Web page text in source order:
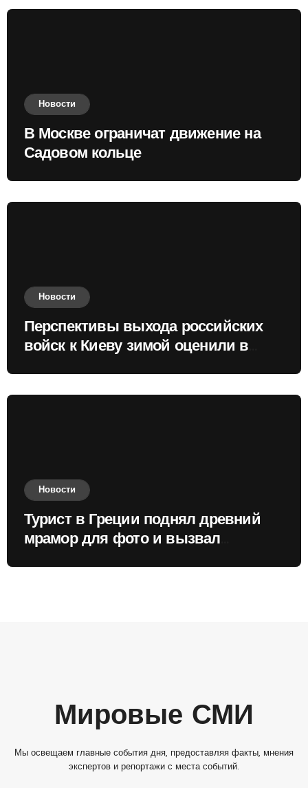
Новости
В Москве ограничат движение на
Садовом кольце
Новости
Перспективы выхода российских
войск к Киеву зимой оценили в
Новости
Турист в Греции поднял древний
мрамор для фото и вызвал
Мировые СМИ
Мы освещаем главные события дня, предоставляя факты, мнения
экспертов и репортажи с места событий.